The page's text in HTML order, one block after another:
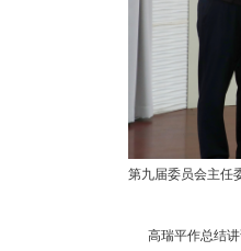
第九届委员会主任
高瑞平作总结讲